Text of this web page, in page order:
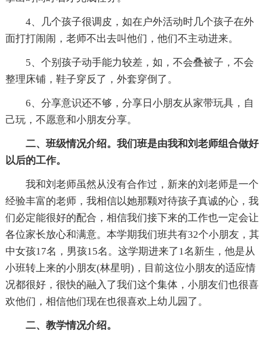
4、几个孩子很调皮，如在户外活动时几个孩子在外
面打打闹闹，老师不出去叫他们，他们不主动进来。
5、个别孩子动手能力较差，如，不会叠被子，不会
整理床铺，鞋子穿反了，外套穿倒了。
6、分享意识还不够，分享日小朋友从家带玩具，自
己玩，不愿意和小朋友分享。
二、班级情况介绍。我们班是由我和刘老师组合做好
以后的工作。
我和刘老师虽然从没有合作过，新来的刘老师是一个
经验丰富的老师，我相信以她那颗对待孩子真诚的心，我
们必定能很好的配合，相信我们接下来的工作也一定会让
各位家长放心和满意。本学期我们班共有32个小朋友，其
中女孩17名，男孩15名。这学期进来了1名新生，他是从
小班转上来的小朋友(林星明)，目前这位小朋友的适应情
况都很好，很快的融入了我们这个集体，小朋友们也很喜
欢他们，相信他们现在也很喜欢上幼儿园了。
二、教学情况介绍。